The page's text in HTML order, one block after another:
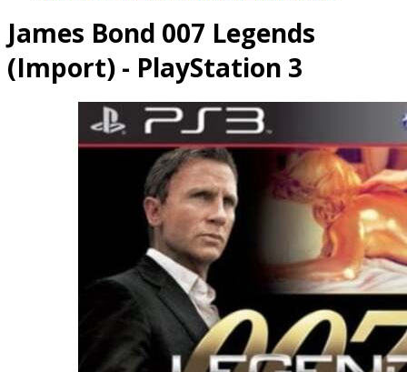
James Bond 007 Legends
(Import) - PlayStation 3